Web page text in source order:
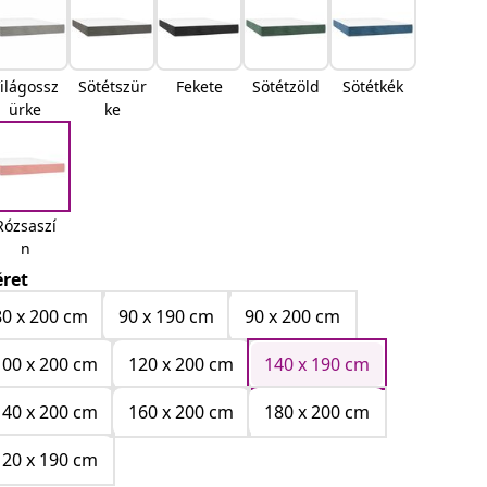
ürke
Sötétszür
ke
Fekete Sötétzöld Sötétkék
n
x 200 cm
90 x 190 cm
90 x 200 cm
x 200 cm
120 x 200 cm
140 x 190 cm
x 200 cm
160 x 200 cm
180 x 200 cm
x 190 cm